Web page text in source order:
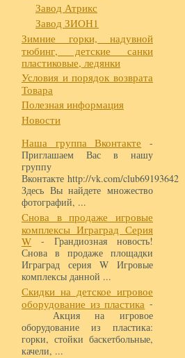
Завод Атрикс
Завод ЗИОН1
Зимние горки, надувной
тюбинг, детские санки
пластиковые, ледянки
Условия и порядок возврата
Товара
Полезная информация
Новости
Наша группа Вконтакте -
Приглашаем Вас в нашу
группу
Вконтакте http://vk.com/club69193642
Здесь Вы найдете множество
фотографий, ...
Снова в продаже игровые
комплексы Играград Серия
W - Грандиозная новость!
Снова в продаже площадки
Играград серия W Игровые
комплексы данной ...
Скидки на детское игровое
оборудование из пластика -
Акция на игровое
оборудование из пластика:
горки, стойки баскетбольные,
качели, ...